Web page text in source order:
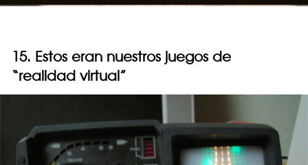
15. Estos eran nuestros juegos de
“realidad virtual”